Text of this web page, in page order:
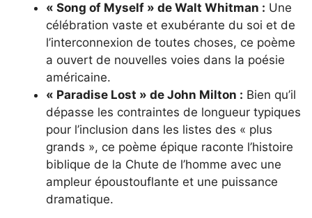
« Song of Myself » de Walt Whitman : Une
célébration vaste et exubérante du soi et de
l’interconnexion de toutes choses, ce poème
a ouvert de nouvelles voies dans la poésie
américaine.
« Paradise Lost » de John Milton : Bien qu’il
dépasse les contraintes de longueur typiques
pour l’inclusion dans les listes des « plus
grands », ce poème épique raconte l’histoire
biblique de la Chute de l’homme avec une
ampleur époustouflante et une puissance
dramatique.